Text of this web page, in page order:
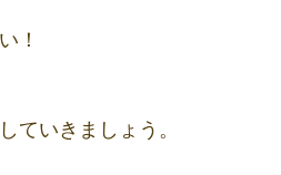
！
ていきましょう。